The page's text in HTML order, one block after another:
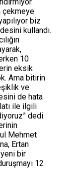
çekmeye
biz
kullandı.
10
eksik
Ama bitirin
ve
de hata
ile ilgili
dedi.
Mehmet
Ertan
yeni bir
12